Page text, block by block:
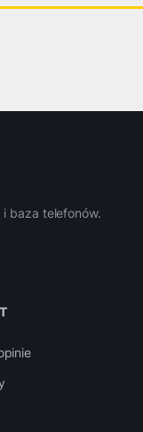
baza telefonów.